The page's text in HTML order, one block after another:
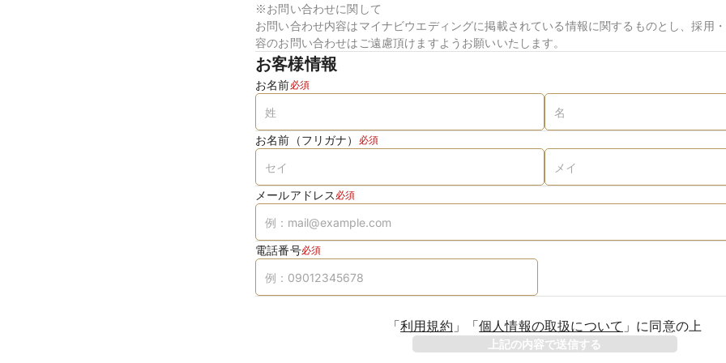
※お問い合わせに関して
お問い合わせ内容はマイナビウエディングに掲載されている情報に関するものとし、採用
容のお問い合わせはご遠慮頂けますようお願いいたします。
お客様情報
お名前必須
お名前（フリガナ） 必須
メールアドレス 必須
電話番号必須
「利用規約 」 「個人情報の取扱について 」 に同意の上
上記の内容で送信する